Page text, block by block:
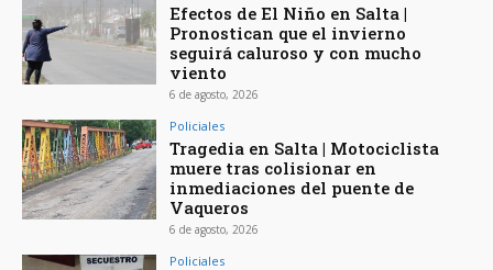
Efectos de El Niño en Salta |
Pronostican que el invierno
seguirá caluroso y con mucho
viento
6 de agosto, 2026
Policiales
Tragedia en Salta | Motociclista
muere tras colisionar en
inmediaciones del puente de
Vaqueros
6 de agosto, 2026
Policiales